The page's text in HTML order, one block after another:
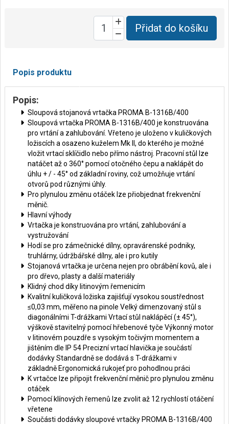
Přidat do košíku
Popis produktu
Popis:
Sloupová stojanová vrtačka PROMA B-1316B/400
Sloupová vrtačka PROMA B-1316B/400 je konstruována
pro vrtání a zahlubování. Vřeteno je uloženo v kuličkových
ložiscích a osazeno kuželem Mk II, do kterého je možné
vložit vrtací sklíčidlo nebo přímo nástroj. Pracovní stůl lze
natáčet až o 360° pomocí otočného čepu a naklápět do
úhlu + / - 45° od základní roviny, což umožňuje vrtání
otvorů pod různými úhly.
Pro plynulou změnu otáček lze přiobjednat frekvenční
měnič.
Hlavní výhody
Vrtačka je konstruována pro vrtání, zahlubování a
vystružování
Hodí se pro zámečnické dílny, opravárenské podniky,
truhlárny, údržbářské dílny, ale i pro kutily
Stojanová vrtačka je určena nejen pro obrábění kovů, ale i
pro dřevo, plasty a další materiály
Klidný chod díky litinovým řemenicím
Kvalitní kuličková ložiska zajišťují vysokou soustřednost
≤0,03 mm, měřeno na pinole Velký dimenzovaný stůl s
diagonálními T-drážkami Vrtací stůl naklápěcí (± 45°),
výškově stavitelný pomocí hřebenové tyče Výkonný motor
v litinovém pouzdře s vysokým točivým momentem a
jištěním dle IP 54 Precizní vrtací hlavička je součástí
dodávky Standardně se dodává s T-drážkami v
základně Ergonomická rukojeť pro pohodlnou práci
K vrtačce lze připojit frekvenční měnič pro plynulou změnu
otáček
Pomocí klínových řemenů lze zvolit až 12 rychlostí otáčení
vřetene
Součásti dodávky sloupové vrtačky PROMA B-1316B/400